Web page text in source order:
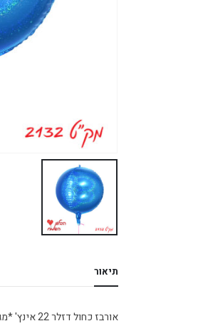
תיאור
אורבז כחול דזלר 22 אינץ' *מגיע בסיטונאות חבילה של 5 יח'*